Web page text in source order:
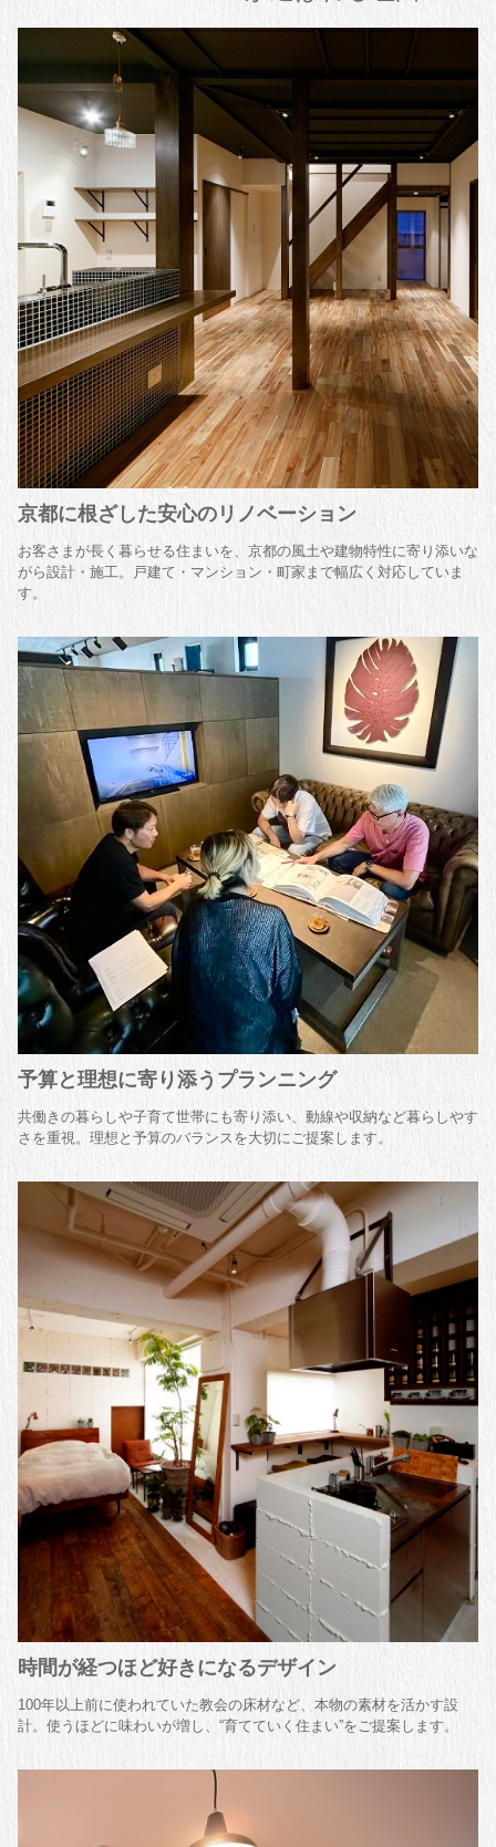
京都に根ざした安心のリノベーション
お客さまが長く暮らせる住まいを、京都の風土や建物特性に寄り添いな
がら設計・施工。戸建て・マンション・町家まで幅広く対応していま
す。
予算と理想に寄り添うプランニング
共働きの暮らしや子育て世帯にも寄り添い、動線や収納など暮らしやす
さを重視。理想と予算のバランスを大切にご提案します。
時間が経つほど好きになるデザイン
100年以上前に使われていた教会の床材など、本物の素材を活かす設
計。使うほどに味わいが増し、“育てていく住まい”をご提案します。